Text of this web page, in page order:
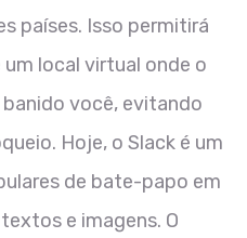
países. Isso permitirá
local virtual onde o
você, evitando
Hoje, o Slack é um
de bate-papo em
e imagens. O